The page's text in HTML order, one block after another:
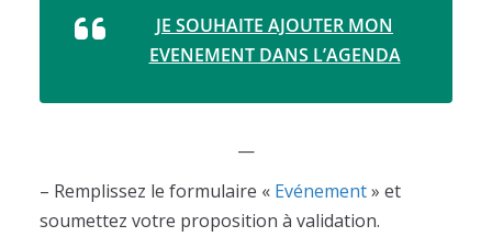
JE SOUHAITE AJOUTER MON
EVENEMENT DANS L’AGENDA
—
– Remplissez le formulaire « Evénement» et
soumettez votre proposition à validation.